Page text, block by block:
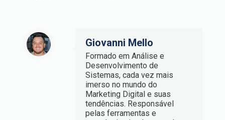
Giovanni Mello
Formado em Análise e
Desenvolvimento de
Sistemas, cada vez mais
imerso no mundo do
Marketing Digital e suas
tendências. Responsável
pelas ferramentas e